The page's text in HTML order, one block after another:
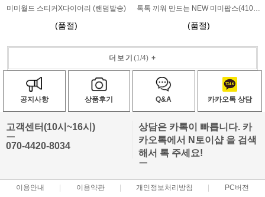
미미월드 스티커X다이어리 (랜덤발송)
(품절)
톡톡 끼워 만드는 NEW 미미팝스(410피스)
(품절)
더보기 (1/4)+
공지사항 상품후기 Q&A 카카오톡 상담
고객센터(10시~16시)
ㅡ
070-4420-8034
상담은 카톡이 빠릅니다. 카
카오톡에서 N토이샵 을 검색
해서 톡 주세요!
ㅡ
이용안내 이용약관 개인정보처리방침 PC버전